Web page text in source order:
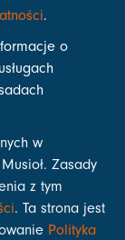
.
o
w
Zasady
z tym
. Ta strona jest
Polityka